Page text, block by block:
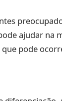
ajudar na
pode